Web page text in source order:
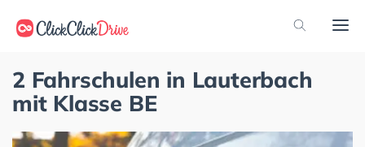
2 Fahrschulen in Lauterbach
mit Klasse BE